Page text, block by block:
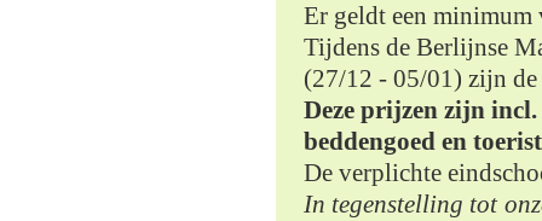
Er geldt een minimum
Tijdens de Berlijnse
(27/12 - 05/01) zijn
Deze prijzen zijn
beddengoed en
De verplichte
In tegenstelling tot